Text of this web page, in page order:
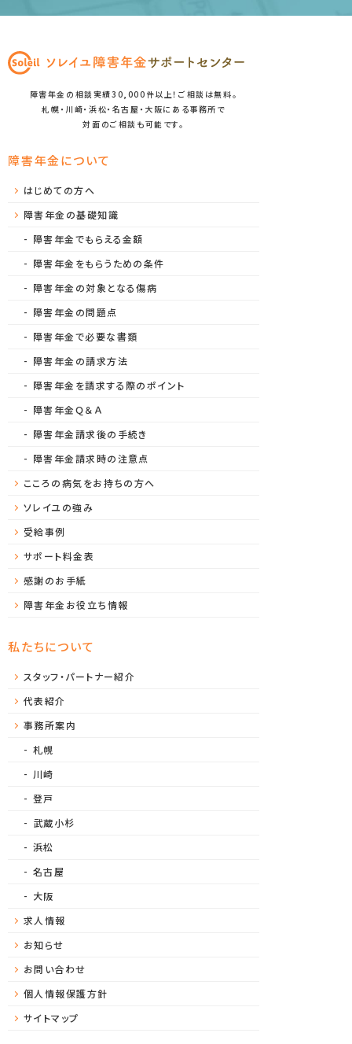
障害年金の相談実績30,000件以上！ご相談は無料。
札幌・川崎・浜松・名古屋・大阪にある事務所で
対面のご相談も可能です。
障害年金について
はじめての方へ
障害年金の基礎知識
障害年金でもらえる金額
障害年金をもらうための条件
障害年金の対象となる傷病
障害年金の問題点
障害年金で必要な書類
障害年金の請求方法
障害年金を請求する際のポイント
障害年金Ｑ＆Ａ
障害年金請求後の手続き
障害年金請求時の注意点
こころの病気をお持ちの方へ
ソレイユの強み
受給事例
サポート料金表
感謝のお手紙
障害年金お役立ち情報
私たちについて
スタッフ・パートナー紹介
代表紹介
事務所案内
札幌
川崎
登戸
武蔵小杉
浜松
名古屋
大阪
求人情報
お知らせ
お問い合わせ
個人情報保護方針
サイトマップ